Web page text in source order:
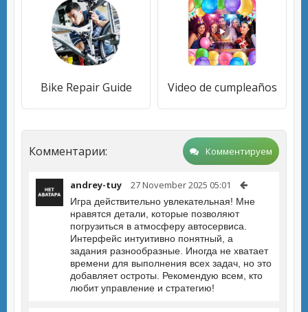
Bike Repair Guide Video de cumpleaños
Комментарии: Комментируем
andrey-tuy 27 November 2025 05:01
Игра действительно увлекательная! Мне
нравятся детали, которые позволяют
погрузиться в атмосферу автосервиса.
Интерфейс интуитивно понятный, а
задания разнообразные. Иногда не хватает
времени для выполнения всех задач, но это
добавляет остроты. Рекомендую всем, кто
любит управление и стратегию!